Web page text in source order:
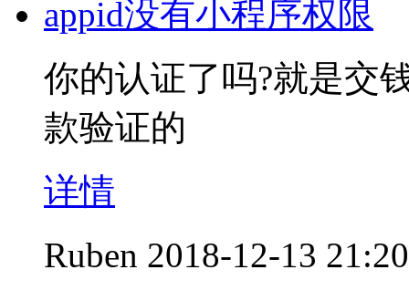
appid没有小程序权限
你的认证了吗?就是交
款验证的
详情
Ruben 2018-12-13 21:20